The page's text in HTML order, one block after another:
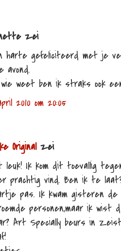
zei
harte gefeliciteerd met je
avond.
weet ben ik straks ook
2010 om 20:05
Originalzei
leuk! Ik kom dit toevallig
prachtig vind. Ben ik te
pas. Ik kwam gisteren
personen,maar ik wist
Art Specially beurs in